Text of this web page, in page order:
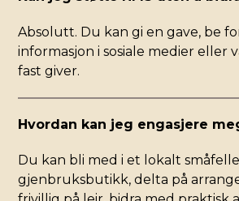
Absolutt. Du kan gi en gave, be
informasjon i sosiale medier eller
fast giver.
Hvordan kan jeg engasjere
Du kan bli med i et lokalt
gjenbruksbutikk, delta på